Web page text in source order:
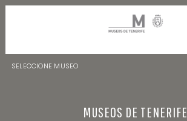
SELECCIONE MUSEO
NATURALEZA Y ARQUEOLOGÍAMUSEOS DE TENERIFE